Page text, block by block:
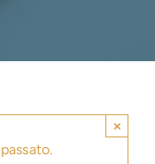
×